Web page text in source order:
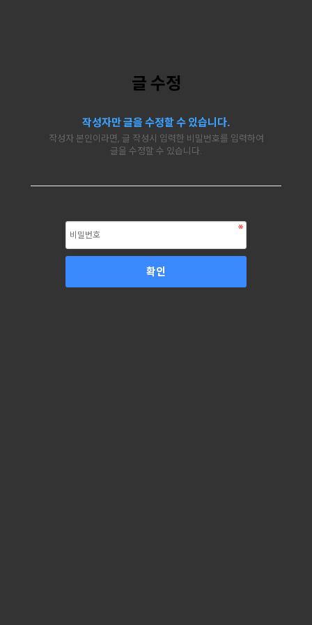
글 수정
작성자만 글을 수정할 수 있습니다.
작성자 본인이라면, 글 작성시 입력한 비밀번호를 입력하여
글을 수정할 수 있습니다.